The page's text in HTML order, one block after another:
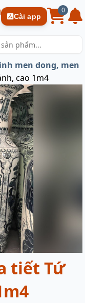
Cài app
0
men dong, men
cao 1m4
tiết Tứ